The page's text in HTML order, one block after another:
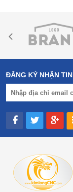
ĐĂNG KÝ NHẬN TIN